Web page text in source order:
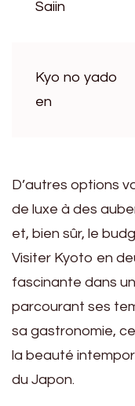
Saiin
Kyo no yado
en
D’autres options
de luxe à des
et, bien sûr, le
Visiter Kyoto en
fascinante dans
parcourant ses
sa gastronomie,
la beauté
du Japon.